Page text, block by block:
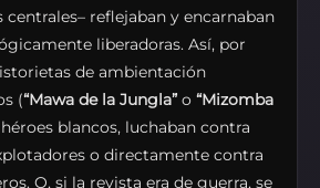
reflejaban y encarnaban
liberadoras. Así, por
de ambientación
(“Mawa de la Jungla” o “Mizomba
blancos, luchaban contra
o directamente contra
O, si la revista era de guerra, se